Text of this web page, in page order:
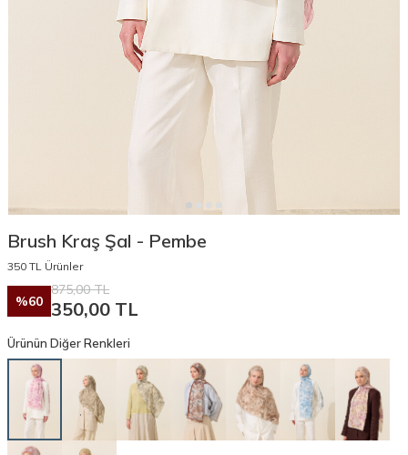
Brush Kraş Şal - Pembe
350 TL Ürünler
%60
875,00TL
350,00 TL
Ürünün Diğer Renkleri